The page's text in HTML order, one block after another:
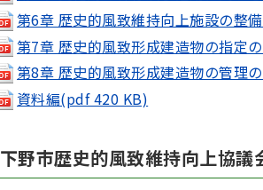
第6章 歴史的風致維持向上施設の整
第7章 歴史的風致形成建造物の指定
第8章 歴史的風致形成建造物の管理
資料編(pdf 420 KB)
下野市歴史的風致維持向上協議